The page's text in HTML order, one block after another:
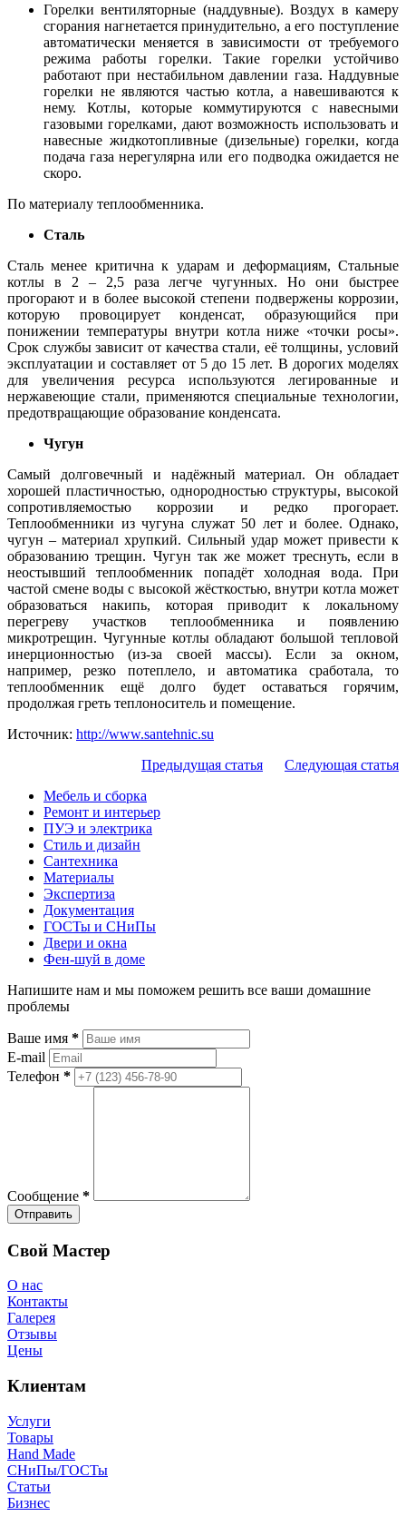
Горелки вентиляторные (наддувные). Воздух в камеру
сгорания нагнетается принудительно, а его поступление
автоматически меняется в зависимости от требуемого
режима работы горелки. Такие горелки устойчиво
работают при нестабильном давлении газа. Наддувные
горелки не являются частью котла, а навешиваются к
нему. Котлы, которые коммутируются с навесными
газовыми горелками, дают возможность использовать и
навесные жидкотопливные (дизельные) горелки, когда
подача газа нерегулярна или его подводка ожидается не
скоро.
По материалу теплообменника.
Сталь
Сталь менее критична к ударам и деформациям, Стальные
котлы в 2 – 2,5 раза легче чугунных. Но они быстрее
прогорают и в более высокой степени подвержены коррозии,
которую провоцирует конденсат, образующийся при
понижении температуры внутри котла ниже «точки росы».
Срок службы зависит от качества стали, её толщины, условий
эксплуатации и составляет от 5 до 15 лет. В дорогих моделях
для увеличения ресурса используются легированные и
нержавеющие стали, применяются специальные технологии,
предотвращающие образование конденсата.
Чугун
Самый долговечный и надёжный материал. Он обладает
хорошей пластичностью, однородностью структуры, высокой
сопротивляемостью коррозии и редко прогорает.
Теплообменники из чугуна служат 50 лет и более. Однако,
чугун – материал хрупкий. Сильный удар может привести к
образованию трещин. Чугун так же может треснуть, если в
неостывший теплообменник попадёт холодная вода. При
частой смене воды с высокой жёсткостью, внутри котла может
образоваться накипь, которая приводит к локальному
перегреву участков теплообменника и появлению
микротрещин. Чугунные котлы обладают большой тепловой
инерционностью (из-за своей массы). Если за окном,
например, резко потеплело, и автоматика сработала, то
теплообменник ещё долго будет оставаться горячим,
продолжая греть теплоноситель и помещение.
Источник: http://www.santehnic.su
Предыдущая статья
Следующая статья
Мебель и сборка
Ремонт и интерьер
ПУЭ и электрика
Стиль и дизайн
Сантехника
Материалы
Экспертиза
Документация
ГОСТы и СНиПы
Двери и окна
Фен-шуй в доме
Напишите нам и мы поможем решить все ваши домашние
проблемы
Ваше имя *
E-mail
Телефон *
Сообщение *
Отправить
Свой Мастер
О нас
Контакты
Галерея
Отзывы
Цены
Клиентам
Услуги
Товары
Hand Made
СНиПы/ГОСТы
Статьи
Бизнес